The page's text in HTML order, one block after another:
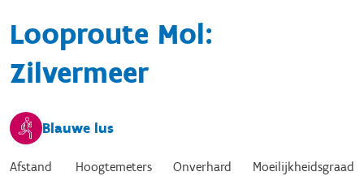
Looproute Mol:
Zilvermeer
Blauwe lus
Afstand Hoogtemeters Onverhard Moeilijkheidsgraad